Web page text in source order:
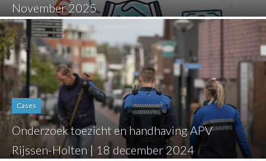
November 2025
Cases
Onderzoek toezicht en handhaving APV
Rijssen-Holten | 18 december 2024